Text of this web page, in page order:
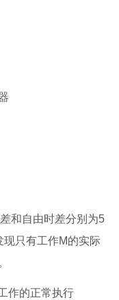
和自由时差分别为5
现只有工作M的实际
作的正常执行